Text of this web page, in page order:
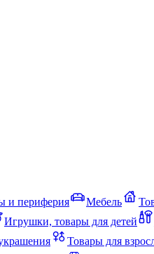
и периферия Мебель
Игрушки, товары для детей
Товары для